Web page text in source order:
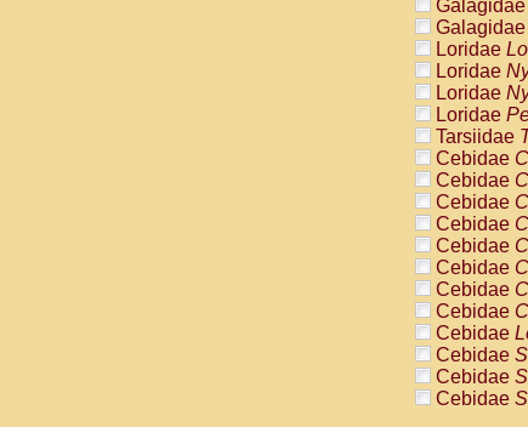
Galagidae
Galagidae
Loridae
Loridae
Loridae
Loridae
Tarsiidae
Cebidae
Cebidae
Cebidae
Cebidae
Cebidae
Cebidae
Cebidae
Cebidae
Cebidae
Cebidae
Cebidae
Cebidae